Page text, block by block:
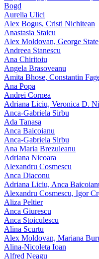
Bogd
Aurelia Ulici
Alex Bogus, Cristi Nichitean
Anastasia Staicu
Alex Moldovan, George State
Andreea Stanescu
Ana Chiritoiu
Angela Brasoveanu
Amita Bhose, Constantin
Ana Popa
Andrei Cornea
Adriana Liciu, Veronica D.
Anca‑Gabriela Sirbu
Ada Tanasa
Anca Baicoianu
Anca-Gabriela Sirbu
Ana Maria Brezuleanu
Adriana Nicoara
Alexandru Cosmescu
Anca Diaconu
Adriana Liciu, Anca
Alexandru Cosmescu, Igor
Aliza Peltier
Anca Giurescu
Anca Stoiculescu
Alina Scurtu
Alex Moldovan, Mariana
Alina-Nicoleta Ioan
Alfred Neagu